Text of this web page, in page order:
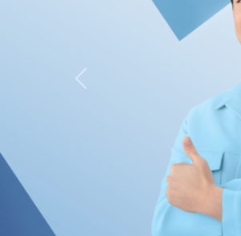
Previous